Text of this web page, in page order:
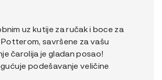
uz kutije za ručak i boce za
savršene za vašu
čarolija je gladan posao!
podešavanje veličine